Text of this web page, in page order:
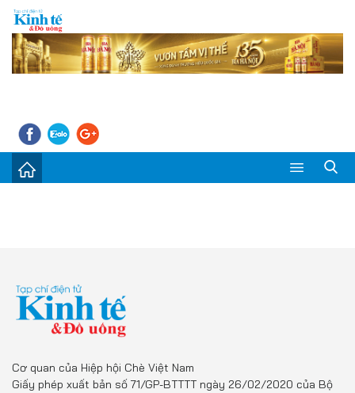
Thị trường
Doanh nghiệp – Doanh nhân
Đồ uống
Cơ quan của Hiệp hội Chè Việt Nam
Giấy phép xuất bản số 71/GP-BTTTT ngày 26/02/2020 của Bộ